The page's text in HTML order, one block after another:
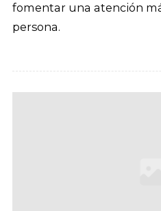
fomentar una atención
persona.